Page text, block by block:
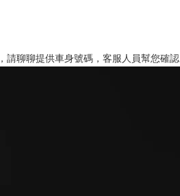
請聊聊提供車身號碼，客服人員幫您確認